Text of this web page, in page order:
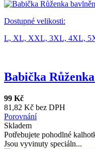
Dostupné velikosti:
L, XL, XXL, 3XL, 4XL,
Babička
99 Kč
81,82 Kč bez DPH
Porovnání
Skladem
Potřebujete pohodlné
Jsou vyvinuty speciáln...